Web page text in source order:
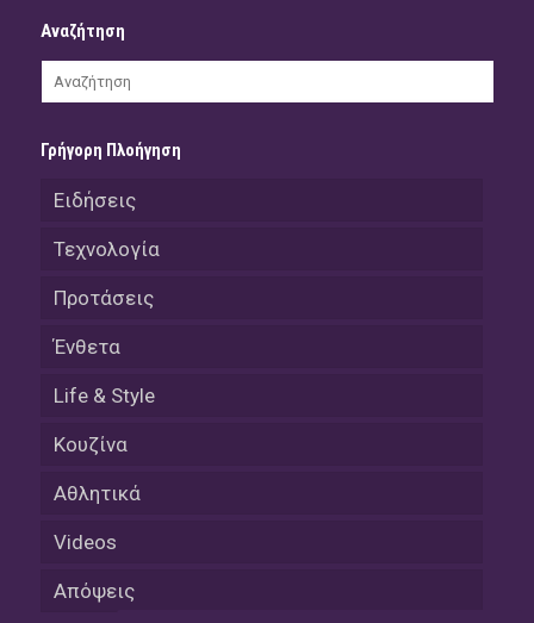
Αναζήτηση
Γρήγορη Πλοήγηση
Ειδήσεις
Τεχνολογία
Προτάσεις
Ένθετα
Life & Style
Κουζίνα
Αθλητικά
Videos
Απόψεις